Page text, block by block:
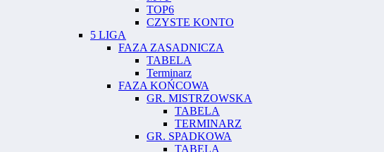
TOP6
CZYSTE KONTO
5 LIGA
FAZA ZASADNICZA
TABELA
Terminarz
FAZA KOŃCOWA
GR. MISTRZOWSKA
TABELA
TERMINARZ
GR. SPADKOWA
TABELA